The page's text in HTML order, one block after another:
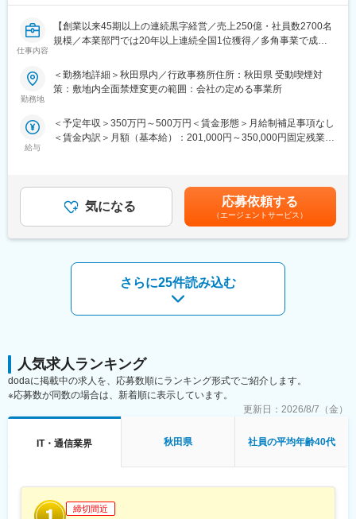
・主な取引先：国土交通省、農林水産省、地方自治体、鉄道運輸
機構、各種団体、大手ゼネコン
・在籍人数：全国9支社にて約1,000名以上の技術が活躍しており
ます！中途入社者、多数活躍中！
■ワークライフバランス：
・再雇用制度が整っており、60歳の定年後もほぼ同様に働き続け
・社内・社外業務比率もほぼ50:50で、室内での事務業務が多いの
も特徴です。
・退職金制度や介護休業制度もあり、働きやすい環境が整ってお
ります。
変更の範囲：会社の定める業務
仕事内容
【創業以来45期以上の連続黒字経営／売上250億・社員数2700名
規模／本業部門では20年以上連続全国1位獲得／多角事業で成長
【職務概要】
インフラなど大規模な案件を担当することが多く、公共工事が円
滑に進むよう施工管理や資料作成業務などを担当していただきま
国や都道府県、政令都市など官公庁が発注する公共事業（河川・
道路工事等）の発注業務をサポートすることです。
工事の積算や検査などの業務を公務員に代わって行うことで、ワ
ークライフバランス良く働くことが可能です。
【具体的な業務】
・公共事業における各種資料作成や工事費用の算出補助
・工事を実行するために必要な資料作成
・工事の施工状況チェック
【ポジションの詳細】
・想定勤務地：青森・秋田・岩手
※なるべくご自宅近くの案件先をご紹介できるよう努めております
・主な取引先：国土交通省、農林水産省、地方自治体、鉄道運輸
東日本大震災復興、他多数
ます！中途入社者、多数活躍中！
【ワークライフバランスが整う環境】
◎みなし公務員とも呼ばれるのが発注者支援業務です！
勤務地
＜勤務地詳細＞秋田県内／行政事務所住所：秋田県 受動喫煙対
策：敷地内全面禁煙変更の範囲：会社の定める事業所
給与
＜予定年収＞350万円～500万円＜賃金形態＞月給制補足事項なし
＜賃金内訳＞月額（基本給）：201,000円～350,000円固定残業手
＞■昇給：年1回（7月）■賞与：年2回（6月、12月）※正社員移行
前は毎月手当として支給（年間で見た受給金額に影響が出ないよ
う考慮あり）賃金はあくまでも目安の金額であり、選考を通じて
上下する可能性があります。月給(月額)は固定手当を含めた表記で
気になる 応募依頼する
（エージェントサービス）
さらに25件読み込む
人気求人ランキング
dodaに掲載中の求人を、応募数順にランキング形式でご紹介します。
※応募数が同数の場合は、新着順に表示しています。
更新日： 2026/8/7（金）
IT・通信業界 秋田県 社員の平均年齢40代
締切間近